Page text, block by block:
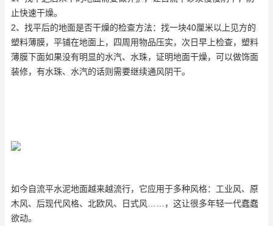
止快速干燥。
2、找平后的地面是否干燥的检查方法：找一块40厘米以上见方的
塑料薄膜，平铺在地面上，四周用物品压实，次日早上检查，塑料
薄膜下面如果没有明显的水汽、水珠，证明地面干燥，可以做饰面
装修，有水珠、水汽的话则需要继续通风阴干。
如今自流平水泥地面越来越流行，它应用于多种风格：工业风、原
木风、后现代风格、北欧风、日式风……，这让很多年轻一代蠢蠢
欲动。